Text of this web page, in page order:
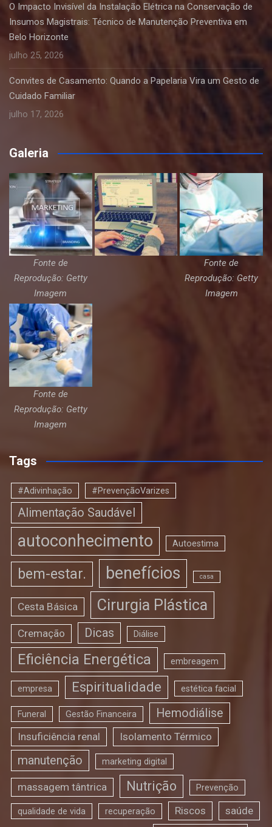
O Impacto Invisível da Instalação Elétrica na Conservação de
Insumos Magistrais: Técnico de Manutenção Preventiva em
Belo Horizonte
julho 25, 2026
Convites de Casamento: Quando a Papelaria Vira um Gesto de
Cuidado Familiar
julho 17, 2026
Galeria
Fonte de
Reprodução: Getty
Imagem
Fonte de
Reprodução: Getty
Imagem
Fonte de
Reprodução: Getty
Imagem
Tags
#Adivinhação #PrevençãoVarizes
Alimentação Saudável
autoconhecimento Autoestima
bem-estar. benefícios casa
Cesta Básica Cirurgia Plástica
Cremação Dicas Diálise
Eficiência Energética embreagem
empresa Espiritualidade estética facial
Funeral Gestão Financeira Hemodiálise
Insuficiência renal Isolamento Térmico
manutenção marketing digital
massagem tântrica Nutrição Prevenção
qualidade de vida recuperação Riscos saúde